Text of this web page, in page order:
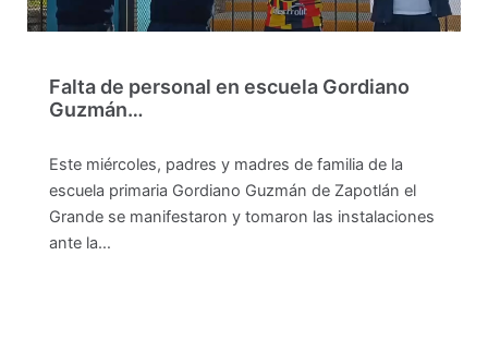
Falta de personal en escuela Gordiano
Guzmán…
Este miércoles, padres y madres de familia de la
escuela primaria Gordiano Guzmán de Zapotlán el
Grande se manifestaron y tomaron las instalaciones
ante la…